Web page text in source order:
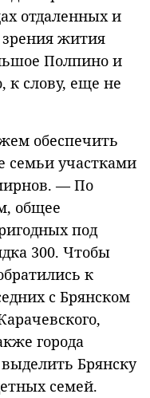
отдаленных и
жития
Полпино и
к слову, еще не
обеспечить
семьи участками
— По
общее
под
300. Чтобы
к
с Брянском
города
Брянску
семей.